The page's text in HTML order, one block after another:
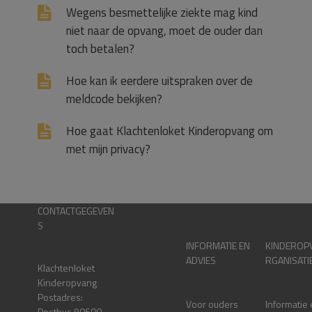
Wegens besmettelijke ziekte mag kind
niet naar de opvang, moet de ouder dan
toch betalen?
Hoe kan ik eerdere uitspraken over de
meldcode bekijken?
Hoe gaat Klachtenloket Kinderopvang om
met mijn privacy?
CONTACTGEGEVEN
S
Klachtenloket
Kinderopvang
Postadres:
INFORMATIE EN
ADVIES
Voor ouders Informatie